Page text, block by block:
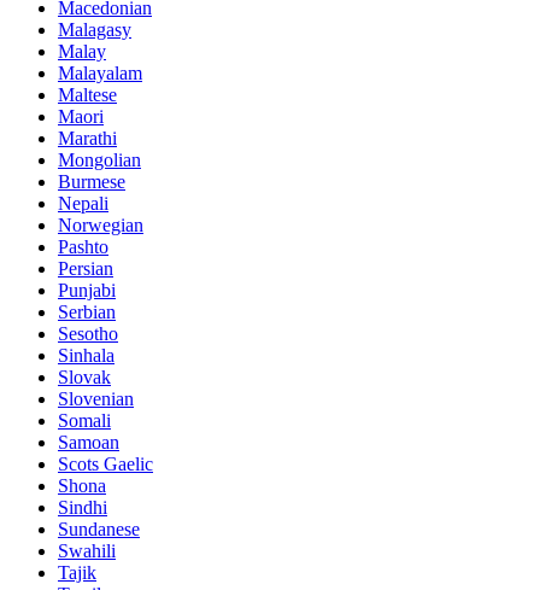
Macedonian
Malagasy
Malay
Malayalam
Maltese
Maori
Marathi
Mongolian
Burmese
Nepali
Norwegian
Pashto
Persian
Punjabi
Serbian
Sesotho
Sinhala
Slovak
Slovenian
Somali
Samoan
Scots Gaelic
Shona
Sindhi
Sundanese
Swahili
Tajik